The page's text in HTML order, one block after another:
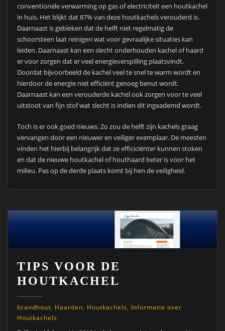
conventionele verwarming op gas of electriciteit een houtkachel
in huis. Het blijkt dat 87% van deze houtkachels verouderd is.
Daarnaast is gebleken dat de helft niet regelmatig de
schoorsteen laat reinigen wat voor gevraalijke situaties kan
leiden. Daarnaast kan een slecht onderhouden kachel of haard
er voor zorgen dat er veel energieverspilling plaatsvindt.
Doordat bijvoorbeeld de kachel veel te snel te warm wordt en
hierdoor de energie niet efficiënt genoeg benut wordt.
Daarnaast kan een verouderde kachel ook zorgen voor te veel
uitstoot van fijn stof wat slecht is indien dit ingeademd wordt.
Toch is er ook goed nieuws. Zo zou de helft zijn kachels graag
vervangen door een nieuwer en veiliger exemplaar. De meesten
vinden het hierbij belangrijk dat ze efficiciënter kunnen stoken
en dat de nieuwe houtkachel of houthaard beter is voor het
milieu. Pas op de derde plaats komt bij hen de veiligheid.
TIPS VOOR DE
HOUTKACHEL
brandhout, Haarden, Houtkachels, Informatie over
Houtkachels